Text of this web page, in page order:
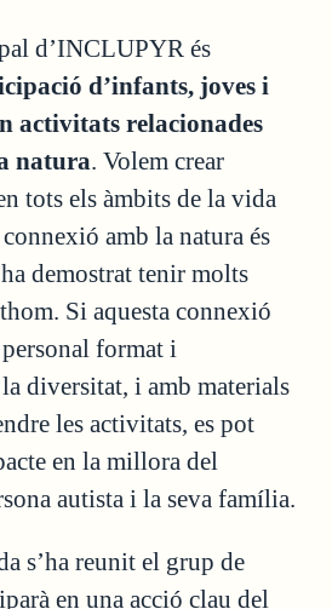
d’INCLUPYR és
d’infants, joves i
activitats relacionades
natura. Volem crear
tots els àmbits de la vida
amb la natura és
demostrat tenir molts
Si aquesta connexió
personal format i
diversitat, i amb materials
les activitats, es pot
en la millora del
autista i la seva família.
s’ha reunit el grup de
en una acció clau del